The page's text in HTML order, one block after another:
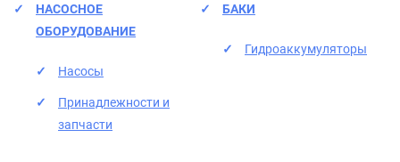
НАСОСНОЕ
ОБОРУДОВАНИЕ
Насосы
Принадлежности и
запчасти
БАКИ
Гидроаккумуляторы